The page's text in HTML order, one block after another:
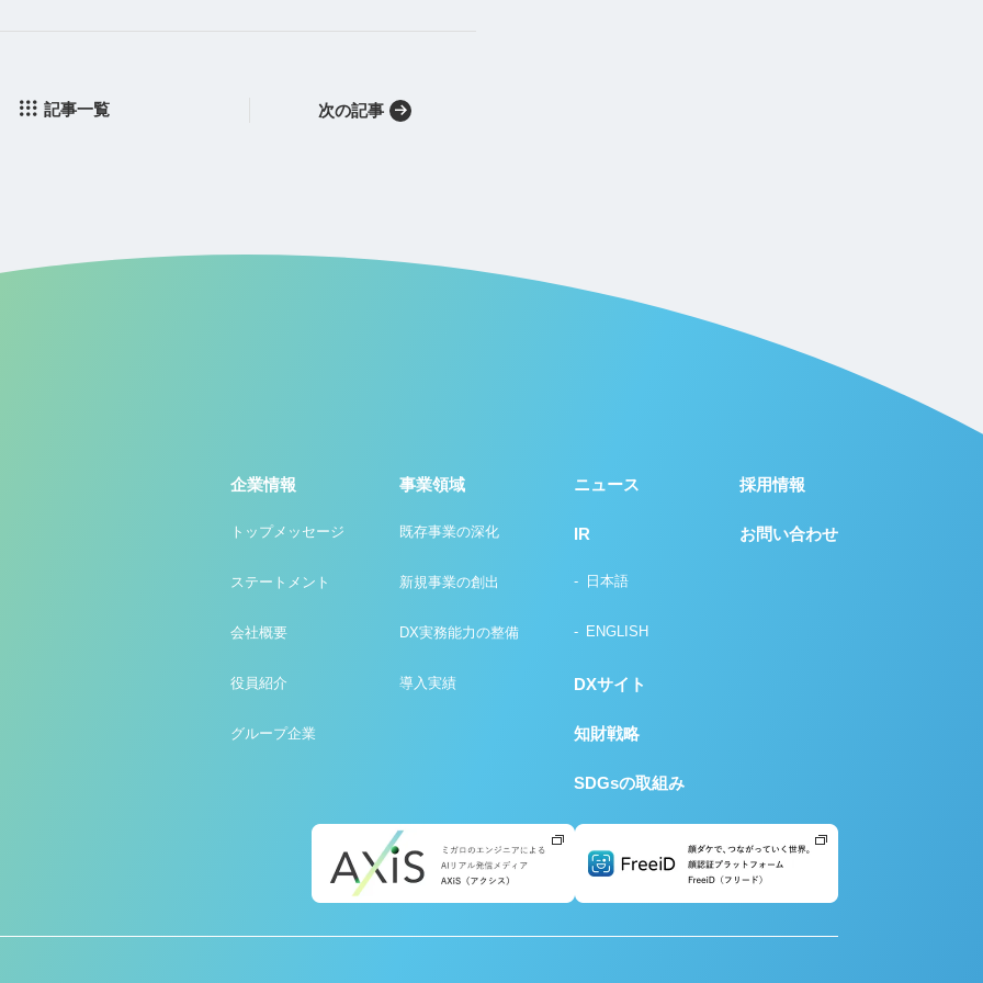
記事一覧 次の記事
企業情報
トップメッセージ
ステートメント
会社概要
役員紹介
グループ企業
事業領域
既存事業の深化
新規事業の創出
DX実務能力の整備
導入実績
ニュース
IR
日本語
ENGLISH
DXサイト
知財戦略
SDGsの取組み
採用情報
お問い合わせ